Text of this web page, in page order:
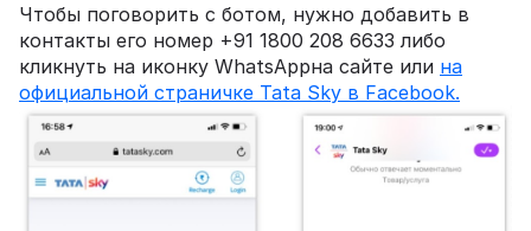
Чтобы поговорить с ботом, нужно добавить в
контакты его номер +91 1800 208 6633 либо
кликнуть на иконку WhatsAppна сайте или на
официальной страничке Tata Sky в Facebook.